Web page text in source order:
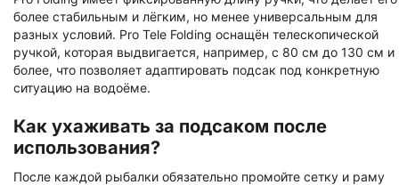
более стабильным и лёгким, но менее универсальным для
разных условий. Pro Tele Folding оснащён телескопической
ручкой, которая выдвигается, например, с 80 см до 130 см и
более, что позволяет адаптировать подсак под конкретную
ситуацию на водоёме.
Как ухаживать за подсаком после
использования?
После каждой рыбалки обязательно промойте сетку и раму